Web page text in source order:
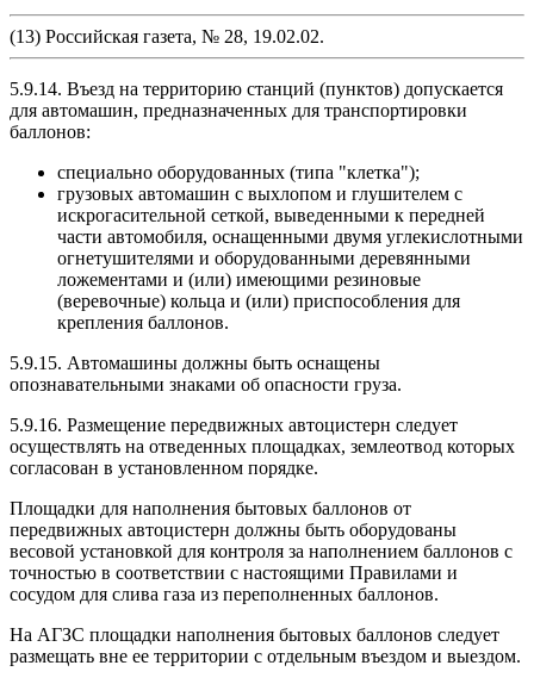
(13) Российская газета, № 28, 19.02.02.
5.9.14. Въезд на территорию станций (пунктов) допускается
для автомашин, предназначенных для транспортировки
баллонов:
специально оборудованных (типа "клетка");
грузовых автомашин с выхлопом и глушителем с
искрогасительной сеткой, выведенными к передней
части автомобиля, оснащенными двумя углекислотными
огнетушителями и оборудованными деревянными
ложементами и (или) имеющими резиновые
(веревочные) кольца и (или) приспособления для
крепления баллонов.
5.9.15. Автомашины должны быть оснащены
опознавательными знаками об опасности груза.
5.9.16. Размещение передвижных автоцистерн следует
осуществлять на отведенных площадках, землеотвод которых
согласован в установленном порядке.
Площадки для наполнения бытовых баллонов от
передвижных автоцистерн должны быть оборудованы
весовой установкой для контроля за наполнением баллонов с
точностью в соответствии с настоящими Правилами и
сосудом для слива газа из переполненных баллонов.
На АГЗС площадки наполнения бытовых баллонов следует
размещать вне ее территории с отдельным въездом и выездом.